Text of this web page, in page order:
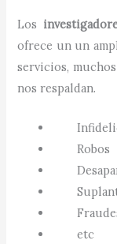
Los
ofrece un un
servicios,
nos respaldan.
Robos
etc